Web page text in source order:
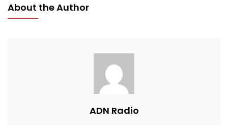
About the Author
ADN Radio